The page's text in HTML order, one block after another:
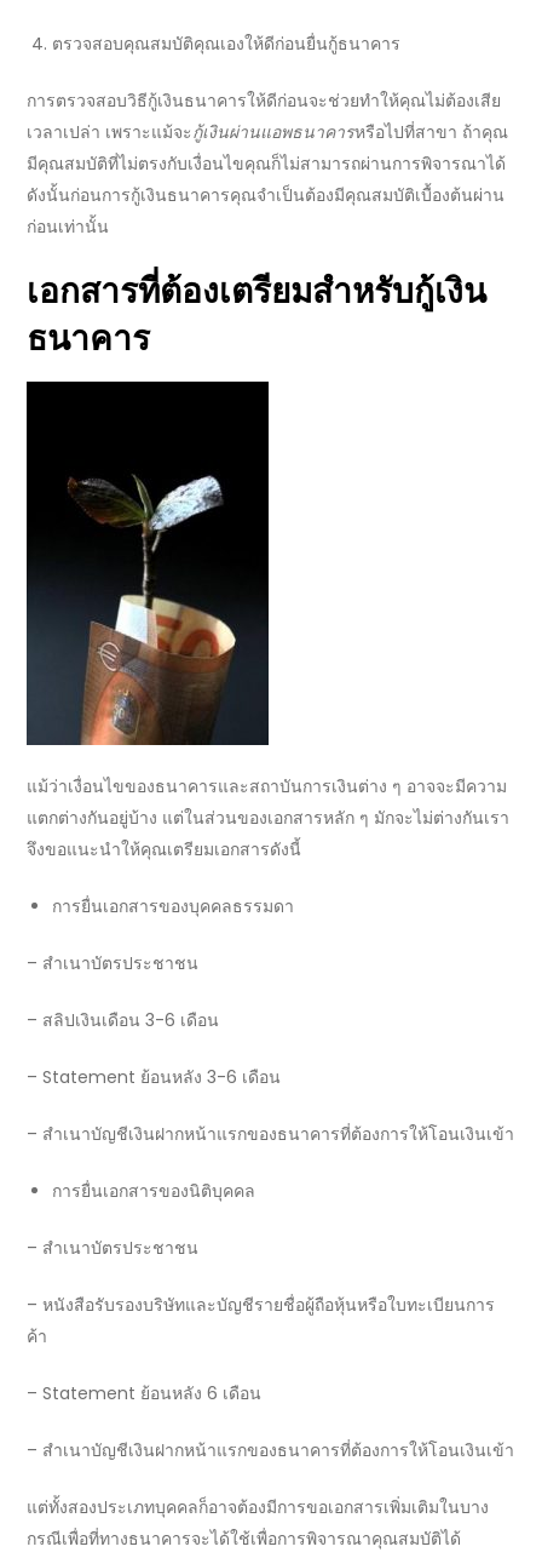
ตรวจสอบคุณสมบัติคุณเองให้ดีก่อนยื่นกู้ธนาคาร
การตรวจสอบวิธีกู้เงินธนาคารให้ดีก่อนจะช่วยทำให้คุณไม่ต้องเสีย
เวลาเปล่า เพราะแม้จะกู้เงินผ่านแอพธนาคารหรือไปที่สาขา ถ้าคุณ
มีคุณสมบัติที่ไม่ตรงกับเงื่อนไขคุณก็ไม่สามารถผ่านการพิจารณาได้
ดังนั้นก่อนการกู้เงินธนาคารคุณจำเป็นต้องมีคุณสมบัติเบื้องต้นผ่าน
ก่อนเท่านั้น
เอกสารที่ต้องเตรียมสำหรับกู้เงิน
ธนาคาร
แม้ว่าเงื่อนไขของธนาคารและสถาบันการเงินต่าง ๆ อาจจะมีความ
แตกต่างกันอยู่บ้าง แต่ในส่วนของเอกสารหลัก ๆ มักจะไม่ต่างกันเรา
จึงขอแนะนำให้คุณเตรียมเอกสารดังนี้
การยื่นเอกสารของบุคคลธรรมดา
– สำเนาบัตรประชาชน
– สลิปเงินเดือน 3-6 เดือน
– Statement ย้อนหลัง 3-6 เดือน
– สำเนาบัญชีเงินฝากหน้าแรกของธนาคารที่ต้องการให้โอนเงินเข้า
การยื่นเอกสารของนิติบุคคล
– สำเนาบัตรประชาชน
–หนังสือรับรองบริษัทและบัญชีรายชื่อผู้ถือหุ้นหรือใบทะเบียนการ
ค้า
– Statement ย้อนหลัง 6 เดือน
– สำเนาบัญชีเงินฝากหน้าแรกของธนาคารที่ต้องการให้โอนเงินเข้า
แต่ทั้งสองประเภทบุคคลก็อาจต้องมีการขอเอกสารเพิ่มเติมในบาง
กรณีเพื่อที่ทางธนาคารจะได้ใช้เพื่อการพิจารณาคุณสมบัติได้